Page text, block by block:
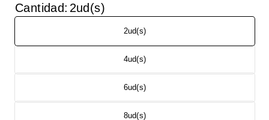
Cantidad: 2ud(s)
2ud(s)
4ud(s)
6ud(s)
8ud(s)